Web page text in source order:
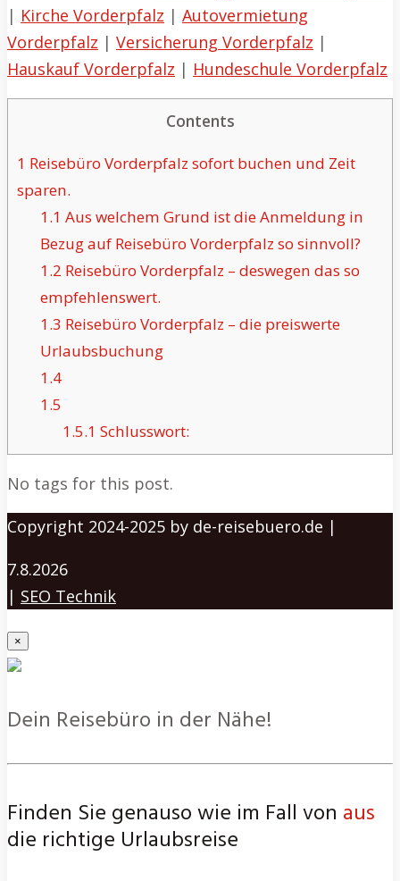
| Kirche Vorderpfalz | Autovermietung
Vorderpfalz | Versicherung Vorderpfalz |
Hauskauf Vorderpfalz | Hundeschule Vorderpfalz
Contents
1 Reisebüro Vorderpfalz sofort buchen und Zeit
sparen.
1.1 Aus welchem Grund ist die Anmeldung in
Bezug auf Reisebüro Vorderpfalz so sinnvoll?
1.2 Reisebüro Vorderpfalz – deswegen das so
empfehlenswert.
1.3 Reisebüro Vorderpfalz – die preiswerte
Urlaubsbuchung
1.4
1.5
1.5.1 Schlusswort:
No tags for this post.
Copyright 2024-2025 by de-reisebuero.de |
7.8.2026
| SEO Technik
×
Dein Reisebüro in der Nähe!
Finden Sie genauso wie im Fall von aus
die richtige Urlaubsreise